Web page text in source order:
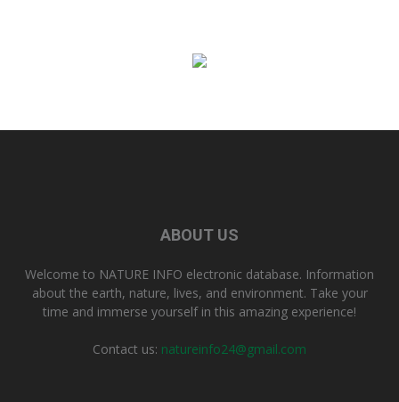
ABOUT US
Welcome to NATURE INFO electronic database. Information
about the earth, nature, lives, and environment. Take your
time and immerse yourself in this amazing experience!
Contact us: natureinfo24@gmail.com